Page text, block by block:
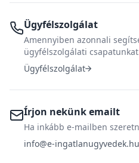
Ügyfélszolgálat
Amennyiben azonnali
ügyfélszolgálati
Ügyfélszolgálat
Írjon nekünk emailt
Ha inkább e-mailben
info@e-ingatlanugyvedek.hu